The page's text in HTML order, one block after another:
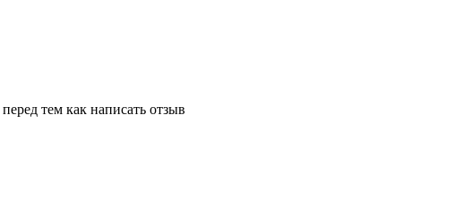
перед тем как написать отзыв